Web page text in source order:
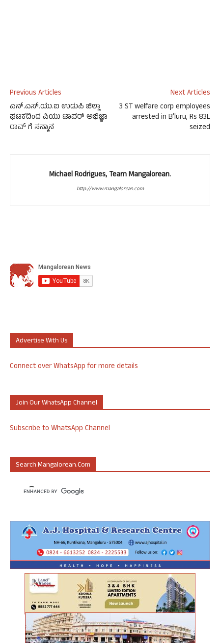
Previous Articles
ಎನ್.ಎಸ್.ಯು.ಐ ಉಡುಪಿ ಜಿಲ್ಲಾ
ಘಟಕದಿಂದ ಪಿಯು ಟಾಪರ್ ಅಭಿಜ್ಞಾ
ರಾವ್ ಗೆ ಸನ್ಮಾನ
Next Articles
3 ST welfare corp employees
arrested in B’luru, Rs 83L
seized
Michael Rodrigues, Team Mangalorean.
http://www.mangalorean.com
Advertise With Us
Connect over WhatsApp for more details
Join Our WhatsApp Channel
Subscribe to WhatsApp Channel
Search Mangalorean.com